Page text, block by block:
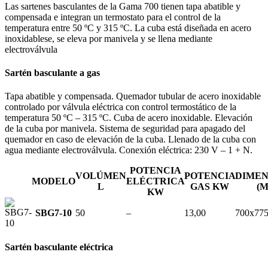
Las sartenes basculantes de la Gama 700 tienen tapa abatible y
compensada e integran un termostato para el control de la
temperatura entre 50 ºC y 315 ºC. La cuba está diseñada en acero
inoxidablese, se eleva por manivela y se llena mediante
electroválvula
Sartén basculante a gas
Tapa abatible y compensada. Quemador tubular de acero inoxidable
controlado por válvula eléctrica con control termostático de la
temperatura 50 ºC – 315 ºC. Cuba de acero inoxidable. Elevación
de la cuba por manivela. Sistema de seguridad para apagado del
quemador en caso de elevación de la cuba. Llenado de la cuba con
agua mediante electroválvula. Conexión eléctrica: 230 V – 1 + N.
MODELO
VOLÚMEN
L
POTENCIA
ELÉCTRICA
KW
POTENCIA
GAS KW
SBG7-10 50 – 13,00
Sartén basculante eléctrica